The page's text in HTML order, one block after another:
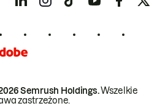
Semrush Holdings.Wszelkie
zastrzeżone.